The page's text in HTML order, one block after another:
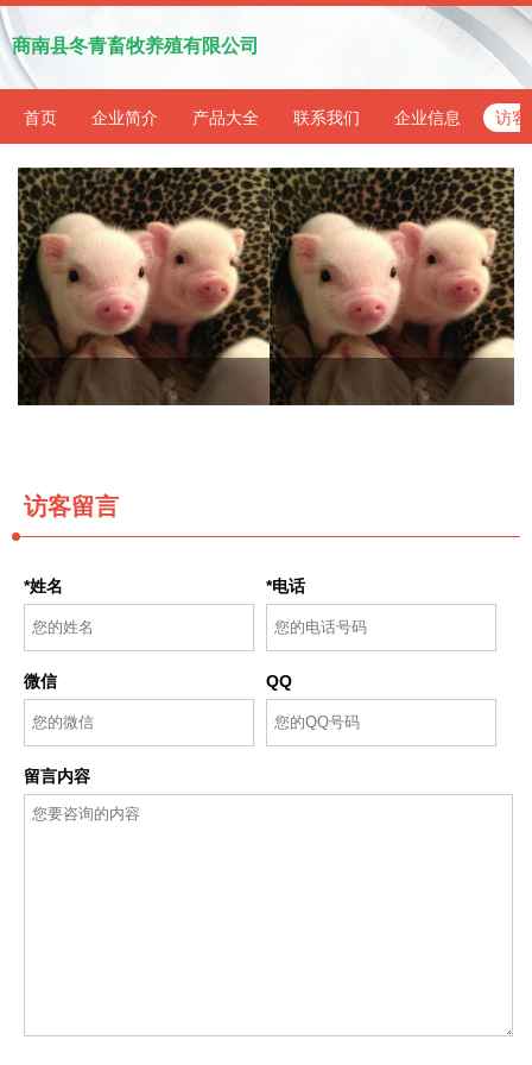
商南县冬青畜牧养殖有限公司
首页 企业简介 产品大全 联系我们 企业信息 访客
访客留言
*姓名 *电话
微信 QQ
留言内容